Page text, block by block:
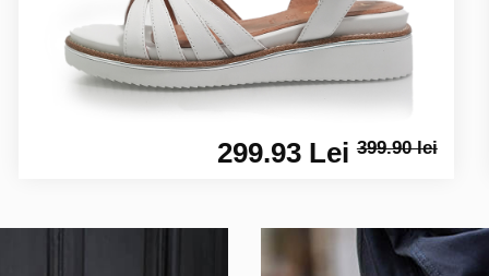
299.93 Lei399.90 lei